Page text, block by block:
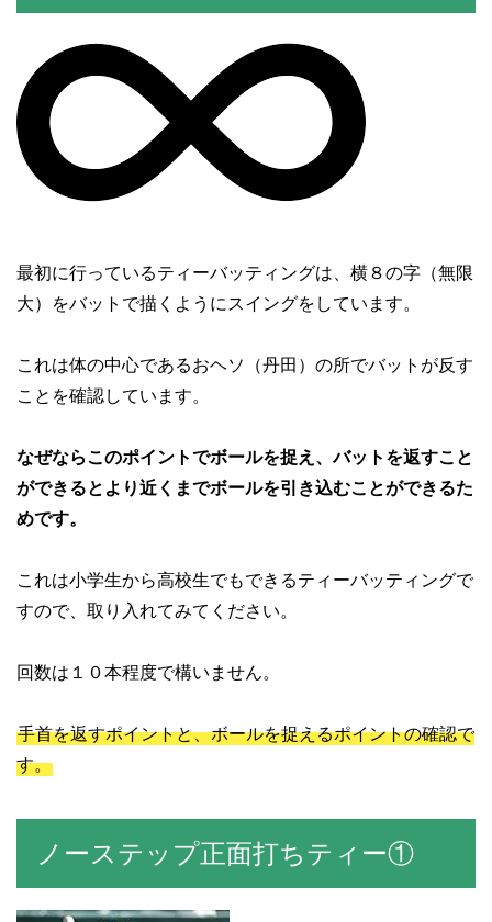
最初に行っているティーバッティングは、横８の字（無限
大）をバットで描くようにスイングをしています。
これは体の中心であるおヘソ（丹田）の所でバットが反す
ことを確認しています。
なぜならこのポイントでボールを捉え、バットを返すこと
ができるとより近くまでボールを引き込むことができるた
めです。
これは小学生から高校生でもできるティーバッティングで
すので、取り入れてみてください。
回数は１０本程度で構いません。
手首を返すポイントと、ボールを捉えるポイントの確認で
す。
ノーステップ正面打ちティー①